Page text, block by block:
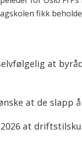
fikk beholde
at
at de slapp
at